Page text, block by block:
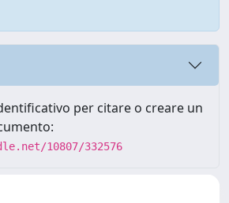
per citare o creare un
10807/332576